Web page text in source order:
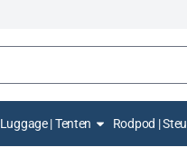
Luggage | Tenten Rodpod |